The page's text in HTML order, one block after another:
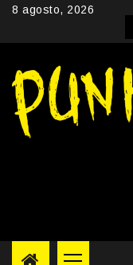
Skip8 agosto, 2026